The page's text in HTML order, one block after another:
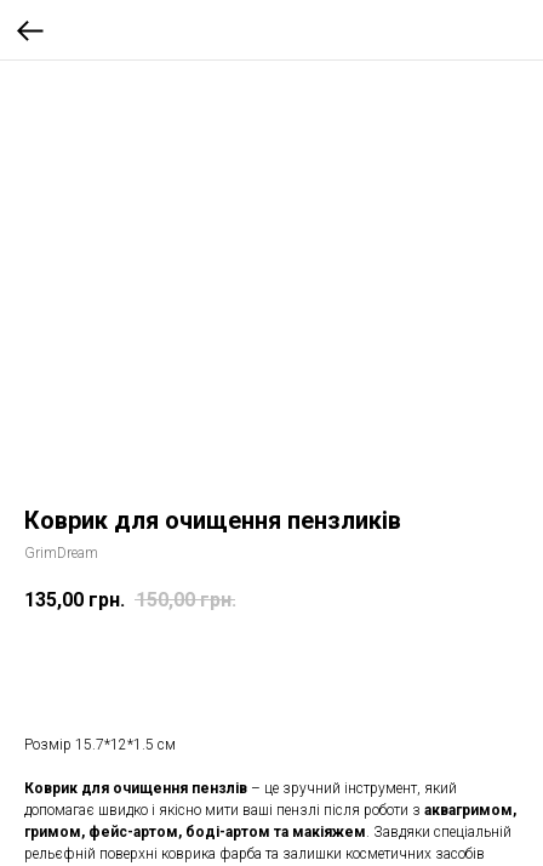
Коврик для очищення пензликів
GrimDream
135,00 грн. 150,00 грн.
Розмір 15.7*12*1.5 см
Коврик для очищення пензлів – це зручний інструмент, який
допомагає швидко і якісно мити ваші пензлі після роботи з аквагримом,
гримом, фейс-артом, боді-артом та макіяжем. Завдяки спеціальній
рельєфній поверхні коврика фарба та залишки косметичних засобів